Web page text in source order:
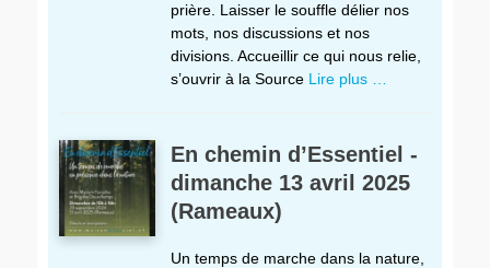
prière. Laisser le souffle délier nos
mots, nos discussions et nos
divisions. Accueillir ce qui nous relie,
s’ouvrir à la Source Lire plus …
En chemin d’Essentiel -
dimanche 13 avril 2025
(Rameaux)
Un temps de marche dans la nature,